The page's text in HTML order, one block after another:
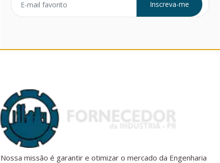
Inscreva-me
Nossa missão é garantir e otimizar o mercado da Engenharia